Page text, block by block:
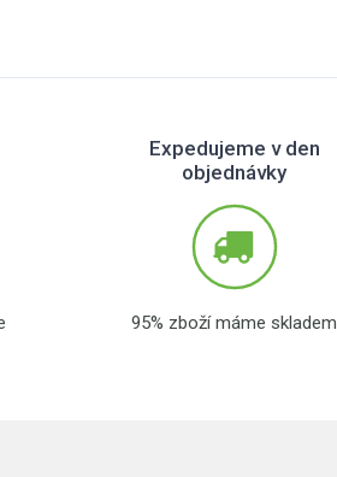
Expedujeme v den
objednávky
95% zboží máme skladem